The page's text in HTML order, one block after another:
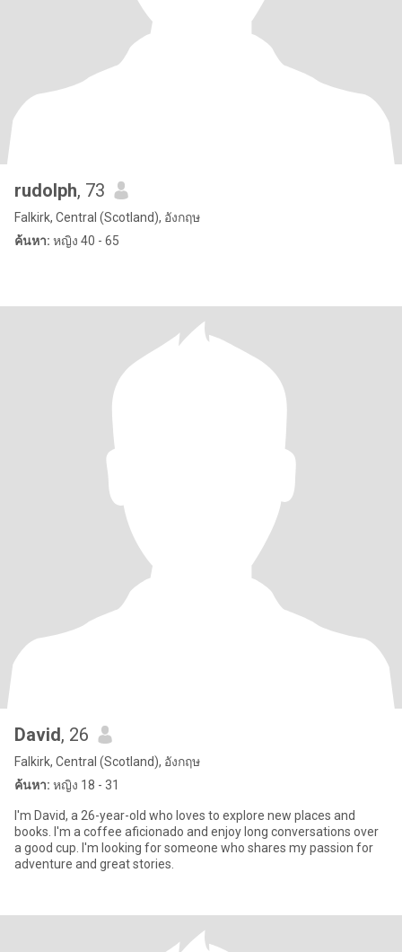
rudolph, 73
Falkirk, Central (Scotland), อังกฤษ
ค้นหา: หญิง 40 - 65
David, 26
Falkirk, Central (Scotland), อังกฤษ
ค้นหา: หญิง 18 - 31
I'm David, a 26-year-old who loves to explore new places and
books. I'm a coffee aficionado and enjoy long conversations over
a good cup. I'm looking for someone who shares my passion for
adventure and great stories.